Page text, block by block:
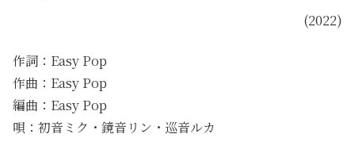
(2022)
作詞：Easy Pop
作曲：Easy Pop
編曲：Easy Pop
唄：初音ミク・鏡音リン・巡音ルカ